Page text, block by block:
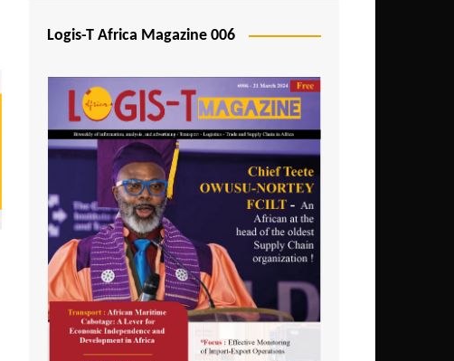
Logis-T Africa Magazine 006